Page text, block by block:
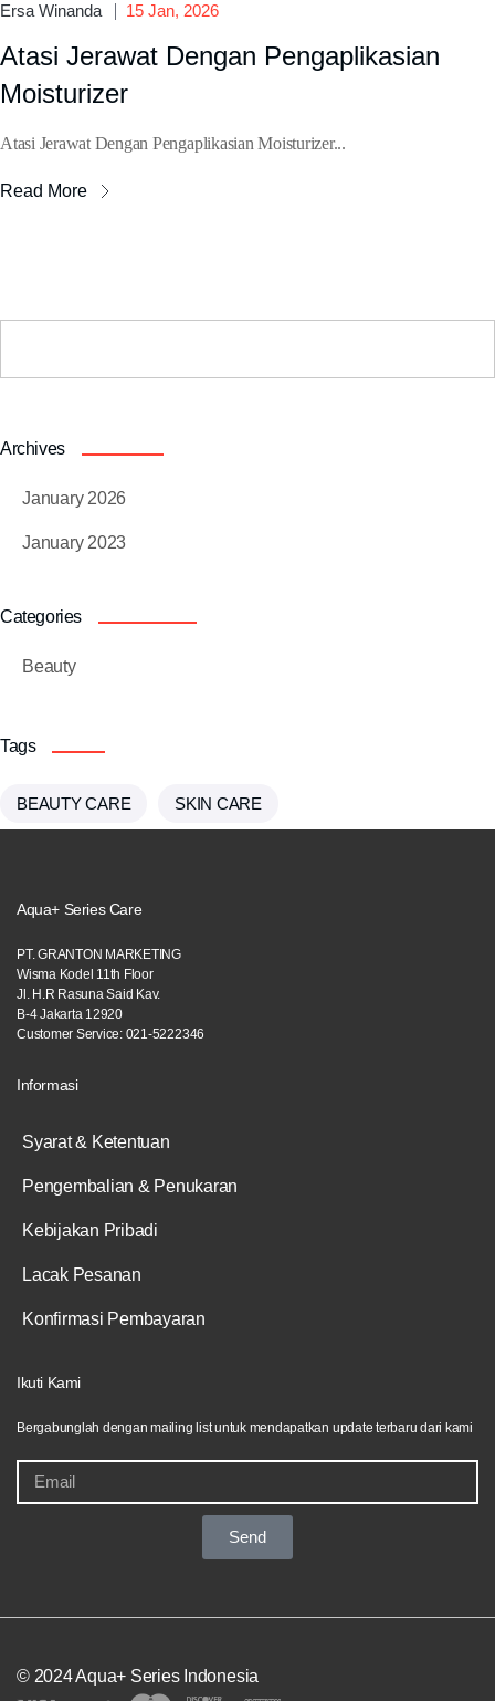
Ersa Winanda 15 Jan, 2026
Atasi Jerawat Dengan Pengaplikasian
Moisturizer
Atasi Jerawat Dengan Pengaplikasian Moisturizer...
Read More
Archives
January 2026
January 2023
Categories
Beauty
Tags
BEAUTY CARE SKIN CARE
Aqua+ Series Care
PT. GRANTON MARKETING
Wisma Kodel 11th Floor
Jl. H.R Rasuna Said Kav.
B-4 Jakarta 12920
Customer Service: 021-5222346
Informasi
Syarat & Ketentuan
Pengembalian & Penukaran
Kebijakan Pribadi
Lacak Pesanan
Konfirmasi Pembayaran
Ikuti Kami
Bergabunglah dengan mailing list untuk mendapatkan update terbaru dari kami
Send
© 2024 Aqua+ Series Indonesia